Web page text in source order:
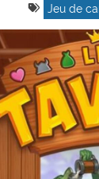
Jeu de